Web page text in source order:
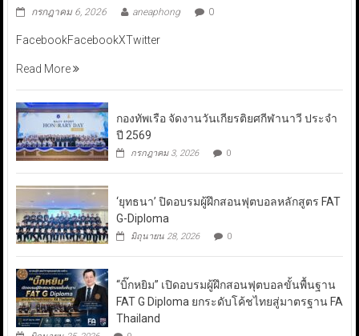
กรกฎาคม 6, 2026 aneaphong 0
FacebookFacebookXTwitter
Read More
กองทัพเรือ จัดงานวันเกียรติยศกีฬานาวี ประจำ
ปี 2569
กรกฎาคม 3, 2026 0
‘ยุทธนา’ ปิดอบรมผู้ฝึกสอนฟุตบอลหลักสูตร FAT
G-Diploma
มิถุนายน 28, 2026 0
“บิ๊กหยิม” เปิดอบรมผู้ฝึกสอนฟุตบอลขั้นพื้นฐาน
FAT G Diploma ยกระดับโค้ชไทยสู่มาตรฐาน FA
Thailand